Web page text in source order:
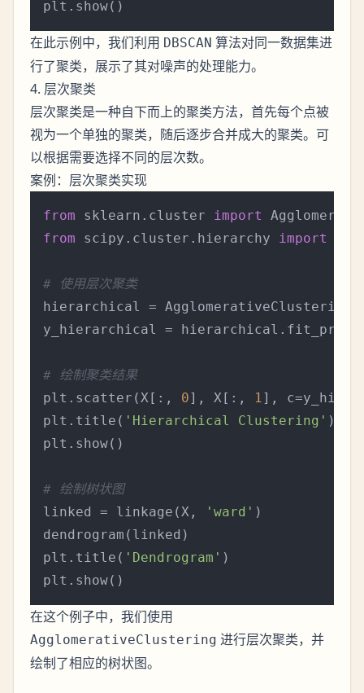
在此示例中，我们利用 DBSCAN 算法对同一数据集进
行了聚类，展示了其对噪声的处理能力。
4. 层次聚类
层次聚类是一种自下而上的聚类方法，首先每个点被
视为一个单独的聚类，随后逐步合并成大的聚类。可
以根据需要选择不同的层次数。
案例：层次聚类实现
from sklearn.cluster import
from scipy.cluster.hierarchy import
# 使用层次聚类
hierarchical =
y_hierarchical =
# 绘制聚类结果
plt.scatter(X[:, 0], X[:, 1],
plt.title( 'Hierarchical Clustering' )
plt.show()
# 绘制树状图
linked = linkage(X,
'ward' )
dendrogram(linked)
plt.title( 'Dendrogram' )
在这个例子中，我们使用
AgglomerativeClustering 进行层次聚类，并
绘制了相应的树状图。